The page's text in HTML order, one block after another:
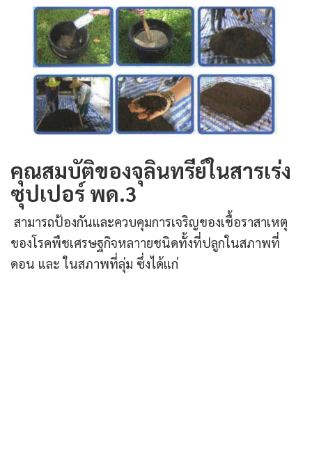
คุณสมบัติของจุลินทรีย์ในสารเร่ง
ซุปเปอร์ พด.3
สามารถป้องกันและควบคุมการเจริญของเชื้อราสาเหตุ
ของโรคพืชเศรษฐกิจหลาายชนิดทั้งที่ปลูกในสภาพที่
ดอน และ ในสภาพที่ลุ่ม ซึ่งได้แก่